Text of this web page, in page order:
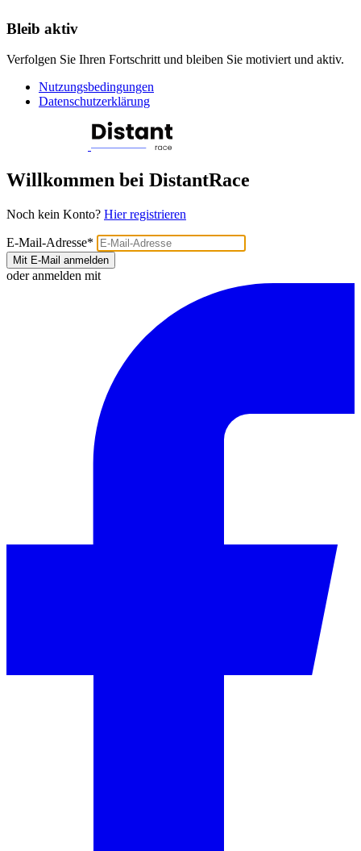
Bleib aktiv
Verfolgen Sie Ihren Fortschritt und bleiben Sie motiviert und aktiv.
Nutzungsbedingungen
Datenschutzerklärung
Willkommen bei DistantRace
Noch kein Konto? Hier registrieren
E-Mail-Adresse*
Mit E-Mail anmelden
oder anmelden mit